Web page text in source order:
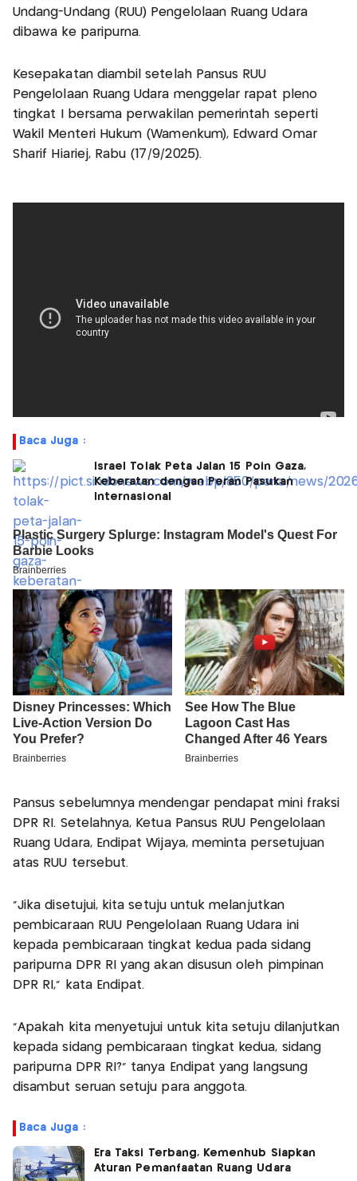
Undang-Undang (RUU) Pengelolaan Ruang Udara
dibawa ke paripurna.
Kesepakatan diambil setelah Pansus RUU
Pengelolaan Ruang Udara menggelar rapat pleno
tingkat I bersama perwakilan pemerintah seperti
Wakil Menteri Hukum (Wamenkum), Edward Omar
Sharif Hiariej, Rabu (17/9/2025).
Baca Juga :
Israel Tolak Peta Jalan 15 Poin Gaza,
Keberatan dengan Peran Pasukan
Internasional
Pansus sebelumnya mendengar pendapat mini fraksi
DPR RI. Setelahnya, Ketua Pansus RUU Pengelolaan
Ruang Udara, Endipat Wijaya, meminta persetujuan
atas RUU tersebut.
"Jika disetujui, kita setuju untuk melanjutkan
pembicaraan RUU Pengelolaan Ruang Udara ini
kepada pembicaraan tingkat kedua pada sidang
paripurna DPR RI yang akan disusun oleh pimpinan
DPR RI," kata Endipat.
"Apakah kita menyetujui untuk kita setuju dilanjutkan
kepada sidang pembicaraan tingkat kedua, sidang
paripurna DPR RI?" tanya Endipat yang langsung
disambut seruan setuju para anggota.
Baca Juga :
Era Taksi Terbang, Kemenhub Siapkan
Aturan Pemanfaatan Ruang Udara